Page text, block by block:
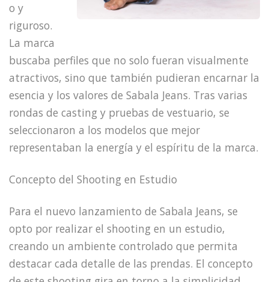
o y
riguroso.
La marca
buscaba perfiles que no solo fueran visualmente
atractivos, sino que también pudieran encarnar la
esencia y los valores de Sabala Jeans. Tras varias
rondas de casting y pruebas de vestuario, se
seleccionaron a los modelos que mejor
representaban la energía y el espíritu de la marca.
Concepto del Shooting en Estudio
Para el nuevo lanzamiento de Sabala Jeans, se
opto por realizar el shooting en un estudio,
creando un ambiente controlado que permita
destacar cada detalle de las prendas. El concepto